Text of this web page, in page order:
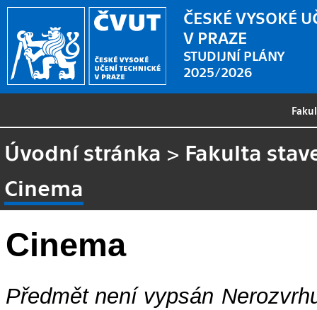
ČESKÉ VYSOKÉ
V PRAZE
STUDIJNÍ PLÁNY
2025/2026
Úvodní stránka > Fakulta
Cinema
Cinema
Předmět není vypsán